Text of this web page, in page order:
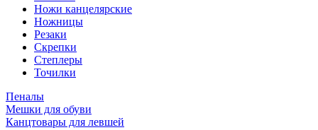
Ножи канцелярские
Ножницы
Резаки
Скрепки
Степлеры
Точилки
Пеналы
Мешки для обуви
Канцтовары для левшей